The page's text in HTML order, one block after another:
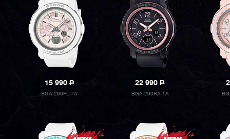
15 990P
BGA-290FL-7A
22 990P
BGA-290RA-1A